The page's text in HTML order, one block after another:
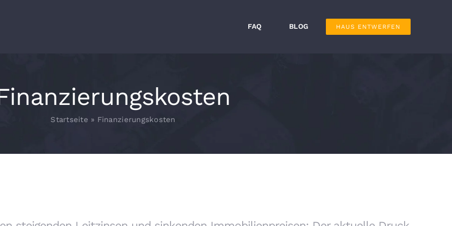
FAQ BLOG HAUS ENTWERFEN
Startseite » Finanzierungskosten